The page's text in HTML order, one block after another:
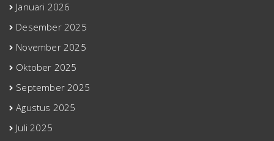
Januari 2026
Desember 2025
November 2025
Oktober 2025
September 2025
Agustus 2025
Juli 2025